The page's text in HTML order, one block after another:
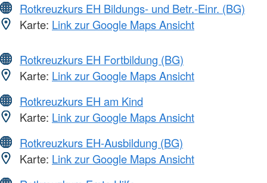
Rotkreuzkurs EH Bildungs- und Betr.-Einr. (BG)
Karte: Link zur Google Maps Ansicht
Rotkreuzkurs EH Fortbildung (BG)
Karte: Link zur Google Maps Ansicht
Rotkreuzkurs EH am Kind
Karte: Link zur Google Maps Ansicht
Rotkreuzkurs EH-Ausbildung (BG)
Karte: Link zur Google Maps Ansicht